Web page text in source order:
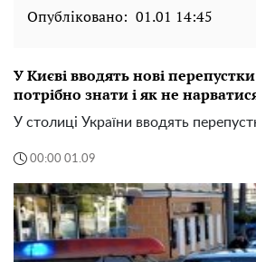
Опубліковано: 01.01 14:45
У Києві вводять нові
потрібно знати і як не
У столиці України вводять
00:00 01.09